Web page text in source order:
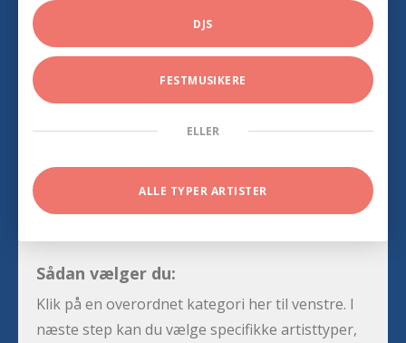
DJS
FESTMUSIKERE
ELLER
ALLE TYPER ARTISTER
Sådan vælger du:
Klik på en overordnet kategori her til venstre. I
næste step kan du vælge specifikke artisttyper,